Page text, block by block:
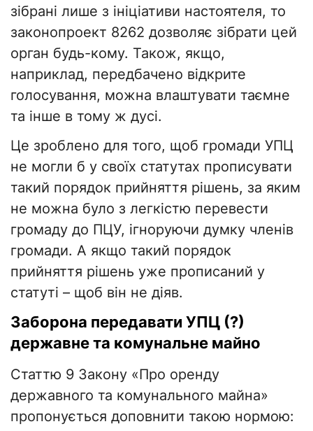
зібрані лише з ініціативи настоятеля, то
законопроект 8262 дозволяє зібрати цей
орган будь-кому. Також, якщо,
наприклад, передбачено відкрите
голосування, можна влаштувати таємне
та інше в тому ж дусі.
Це зроблено для того, щоб громади УПЦ
не могли б у своїх статутах прописувати
такий порядок прийняття рішень, за яким
не можна було з легкістю перевести
громаду до ПЦУ, ігноруючи думку членів
громади. А якщо такий порядок
прийняття рішень уже прописаний у
статуті – щоб він не діяв.
Заборона передавати УПЦ (?)
державне та комунальне майно
Статтю 9 Закону «Про оренду
державного та комунального майна»
пропонується доповнити такою нормою: